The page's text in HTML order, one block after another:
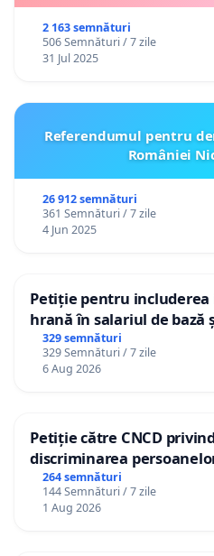
2 163 semnături
506 Semnături / 7 zile
31 Jul 2025
Referendumul pentru
României
26 912 semnături
361 Semnături / 7 zile
4 Jun 2025
Petiție pentru
hrană în salariul de bază
gradațiilor de vechime
personali
329 semnături
329 Semnături / 7 zile
6 Aug 2026
Petiție către CNCD
discriminarea
către utilizatorul TikTok
264 semnături
144 Semnături / 7 zile
1 Aug 2026